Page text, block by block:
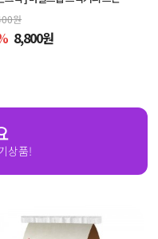
원
8,800원
상품!